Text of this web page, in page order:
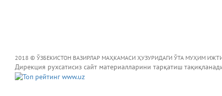
2018 © ЎЗБЕКИСТОН ВАЗИРЛАР МАҲКАМАСИ ҲУЗУРИДАГИ ЎТА МУҲИМ
Дирекция рухсатисиз сайт материалларини тарқатиш